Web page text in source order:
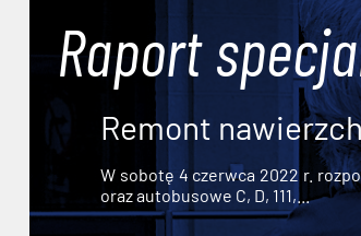
Raport
Remont
W sobotę 4 czerwca 2022 r.
oraz autobusowe C, D, 111,...